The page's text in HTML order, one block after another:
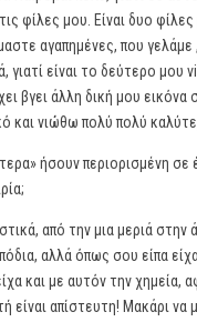
φίλες μου. Είναι δυο
αγαπημένες, που
γιατί είναι το δεύτερο
βγει άλλη δική μου
και νιώθω πολύ πολύ
ήσουν περιορισμένη
από την μια μεριά
αλλά όπως σου είπα είχα
και με αυτόν την χημεία,
είναι απίστευτη! Μακάρι